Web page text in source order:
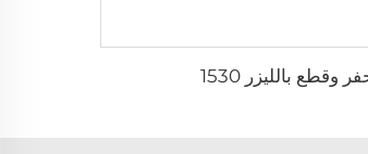
وقطع بالليزر 1530